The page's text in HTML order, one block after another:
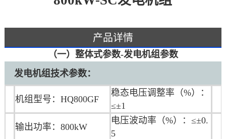
产品详情
（一）整体式参数-发电机组参数
发电机组技术参数：
机组型号：HQ800GF
稳态电压调整率（%）：
≤±1
输出功率：800kW
电压波动率（%）：≤±0.
5